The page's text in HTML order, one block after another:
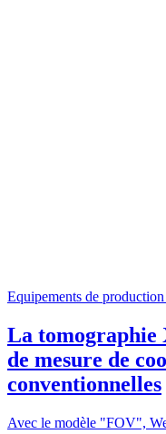
Equipements de
La tomographie
de mesure de
conventionnelles
Avec le modèle "FOV",